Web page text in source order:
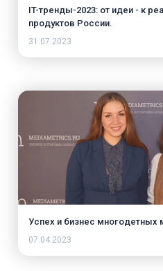
IT-тренды-2023: от идеи - к
продуктов России.
31.07.2023
Успех и бизнес многодетных
07.04.2023